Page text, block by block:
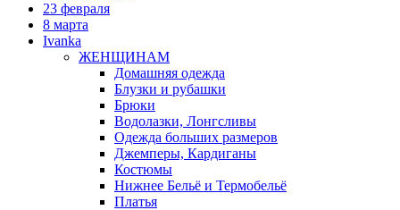
23 февраля
8 марта
Ivanka
ЖЕНЩИНАМ
Домашняя одежда
Блузки и рубашки
Брюки
Водолазки, Лонгсливы
Одежда больших размеров
Джемперы, Кардиганы
Костюмы
Нижнее Бельё и Термобельё
Платья